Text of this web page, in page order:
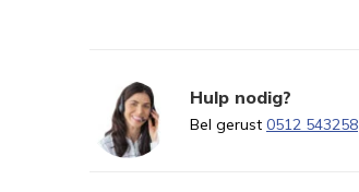
Hulp nodig?
Bel gerust 0512 543258